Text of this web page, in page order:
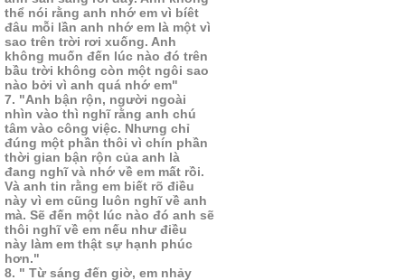
thể nói rằng anh nhớ em vì bíêt
đâu mỗi lần anh nhớ em là một vì
sao trên trời rơi xuống. Anh
không muốn đến lúc nào đó trên
bầu trời không còn một ngôi sao
nào bởi vì anh quá nhớ em"
7. "Anh bận rộn, người ngoài
nhìn vào thì nghĩ rằng anh chú
tâm vào công việc. Nhưng chỉ
đúng một phần thôi vì chín phần
thời gian bận rộn của anh là
đang nghĩ và nhớ về em mất rồi.
Và anh tin rằng em biết rõ điều
này vì em cũng luôn nghĩ về anh
mà. Sẽ đến một lúc nào đó anh sẽ
thôi nghĩ về em nếu như điều
này làm em thật sự hạnh phúc
hơn."
8. " Từ sáng đến giờ, em nhảy